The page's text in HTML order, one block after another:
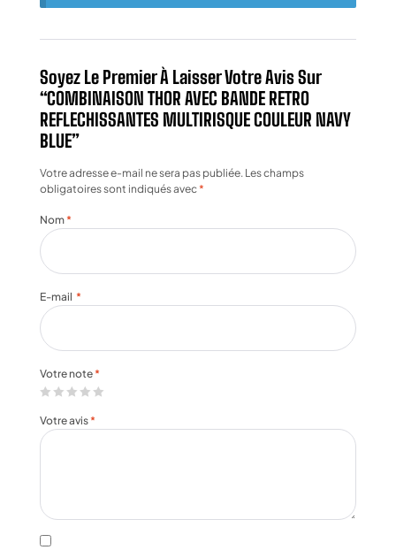
Soyez Le Premier À Laisser Votre Avis Sur
“COMBINAISON THOR AVEC BANDE RETRO
REFLECHISSANTES MULTIRISQUE COULEUR NAVY
BLUE”
Votre adresse e-mail ne sera pas publiée. Les champs
obligatoires sont indiqués avec*
Votre note *
Votre avis *
Nom *
E-mail *